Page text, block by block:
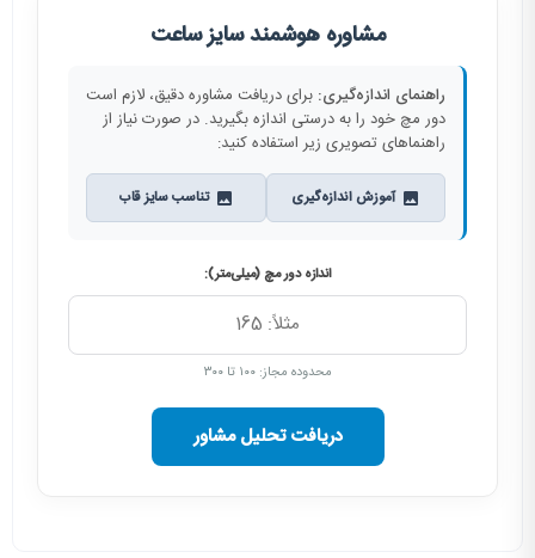
مشاوره هوشمند سایز ساعت
راهنمای اندازه‌گیری: برای دریافت مشاوره دقیق، لازم است
دور مچ خود را به درستی اندازه بگیرید. در صورت نیاز از
راهنماهای تصویری زیر استفاده کنید:
آموزش اندازه‌گیری تناسب سایز قاب
اندازه دور مچ (میلی‌متر):
محدوده مجاز: ۱۰۰ تا ۳۰۰
دریافت تحلیل مشاور